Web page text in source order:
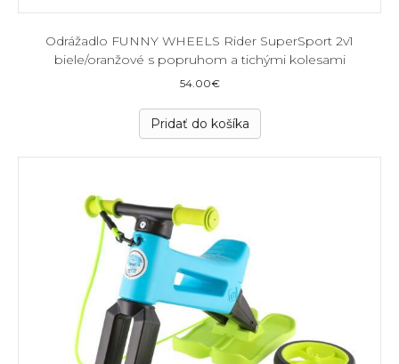
Odrážadlo FUNNY WHEELS Rider SuperSport 2v1
biele/oranžové s popruhom a tichými kolesami
54.00€
Pridať do košíka